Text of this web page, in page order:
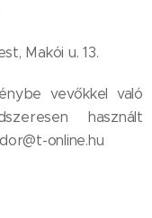
Makói u. 13.
vevőkkel való
használt
online.hu